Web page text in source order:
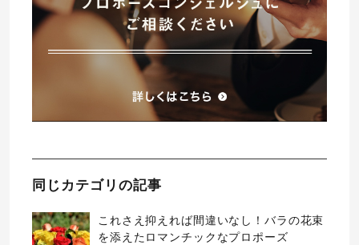
同じカテゴリの記事
これさえ抑えれば間違いなし！バラの花束
を添えたロマンチックなプロポーズ